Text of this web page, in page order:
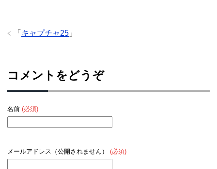
「 キャプチャ25 」
コメントをどうぞ
名前 (必須)
メールアドレス（公開されません） (必須)